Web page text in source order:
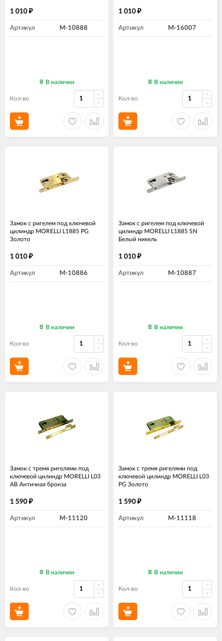
1 010 ₽
Артикул M-10888
В наличии
Кол-во
1 010 ₽
Артикул M-16007
В наличии
Кол-во
Замок с ригелем под ключевой
цилиндр MORELLI L1885 PG
Золото
1 010 ₽
Артикул M-10886
В наличии
Кол-во
Замок с ригелем под ключевой
цилиндр MORELLI L1885 SN
Белый никель
1 010 ₽
Артикул M-10887
В наличии
Кол-во
Замок с тремя ригелями под
ключевой цилиндр MORELLI L03
AB Античная бронза
1 590 ₽
Артикул M-11120
В наличии
Кол-во
Замок с тремя ригелями под
ключевой цилиндр MORELLI L03
PG Золото
1 590 ₽
Артикул M-11118
В наличии
Кол-во